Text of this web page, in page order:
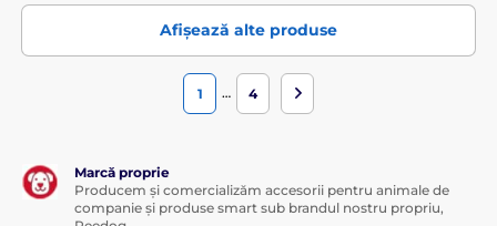
Afișează alte produse
1 … 4
Marcă proprie
Producem și comercializăm accesorii pentru animale de
companie și produse smart sub brandul nostru propriu,